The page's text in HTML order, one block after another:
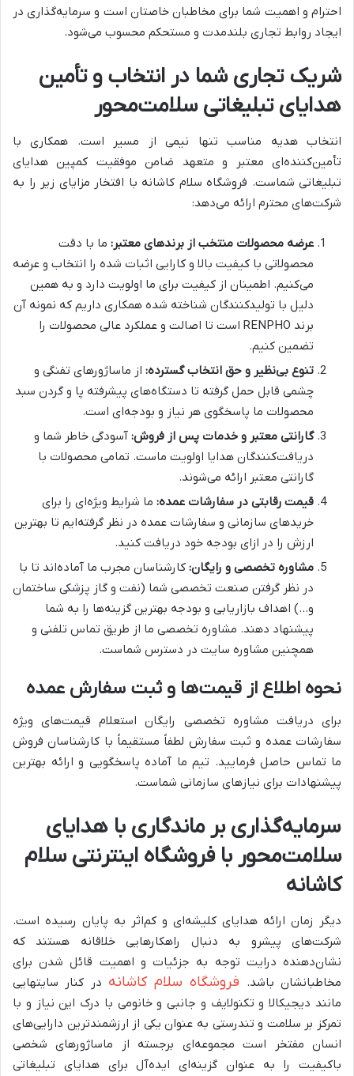
احترام و اهمیت شما برای مخاطبان خاصتان است و سرمایه‌گذاری در
ایجاد روابط تجاری بلندمدت و مستحکم محسوب می‌شود.
شریک تجاری شما در انتخاب و تأمین
هدایای تبلیغاتی سلامت‌محور
انتخاب هدیه مناسب تنها نیمی از مسیر است. همکاری با
تأمین‌کننده‌ای معتبر و متعهد ضامن موفقیت کمپین هدایای
تبلیغاتی شماست. فروشگاه سلام کاشانه با افتخار مزایای زیر را به
شرکت‌های محترم ارائه می‌دهد:
عرضه محصولات منتخب از برندهای معتبر: ما با دقت
محصولاتی با کیفیت بالا و کارایی اثبات شده را انتخاب و عرضه
می‌کنیم. اطمینان از کیفیت برای ما اولویت دارد و به همین
دلیل با تولیدکنندگان شناخته شده همکاری داریم که نمونه آن
برند RENPHO است تا اصالت و عملکرد عالی محصولات را
تضمین کنیم.
تنوع بی‌نظیر و حق انتخاب گسترده: از ماساژورهای تفنگی و
چشمی قابل حمل گرفته تا دستگاه‌های پیشرفته پا و گردن سبد
محصولات ما پاسخگوی هر نیاز و بودجه‌ای است.
گارانتی معتبر و خدمات پس از فروش: آسودگی خاطر شما و
دریافت‌کنندگان هدایا اولویت ماست. تمامی محصولات با
گارانتی معتبر ارائه می‌شوند.
قیمت رقابتی در سفارشات عمده: ما شرایط ویژه‌ای را برای
خریدهای سازمانی و سفارشات عمده در نظر گرفته‌ایم تا بهترین
ارزش را در ازای بودجه خود دریافت کنید.
مشاوره تخصصی و رایگان: کارشناسان مجرب ما آماده‌اند تا با
در نظر گرفتن صنعت تخصصی شما (نفت و گاز پزشکی ساختمان
و…) اهداف بازاریابی و بودجه بهترین گزینه‌ها را به شما
پیشنهاد دهند. مشاوره تخصصی ما از طریق تماس تلفنی و
همچنین مشاوره سایت در دسترس شماست.
نحوه اطلاع از قیمت‌ها و ثبت سفارش عمده
برای دریافت مشاوره تخصصی رایگان استعلام قیمت‌های ویژه
سفارشات عمده و ثبت سفارش لطفاً مستقیماً با کارشناسان فروش
ما تماس حاصل فرمایید. تیم ما آماده پاسخگویی و ارائه بهترین
پیشنهادات برای نیازهای سازمانی شماست.
سرمایه‌گذاری بر ماندگاری با هدایای
سلامت‌محور با فروشگاه اینترنتی سلام
کاشانه
دیگر زمان ارائه هدایای کلیشه‌ای و کم‌اثر به پایان رسیده است.
شرکت‌های پیشرو به دنبال راهکارهایی خلاقانه هستند که
نشان‌دهنده درایت توجه به جزئیات و اهمیت قائل شدن برای
مخاطبانشان باشد. فروشگاه سلام کاشانه در کنار سایتهایی
مانند دیجیکالا و تکنولایف و جانبی و خانومی با درک این نیاز و با
تمرکز بر سلامت و تندرستی به عنوان یکی از ارزشمندترین دارایی‌های
انسان مفتخر است مجموعه‌ای برجسته از ماساژورهای شخصی
باکیفیت را به عنوان گزینه‌ای ایده‌آل برای هدایای تبلیغاتی